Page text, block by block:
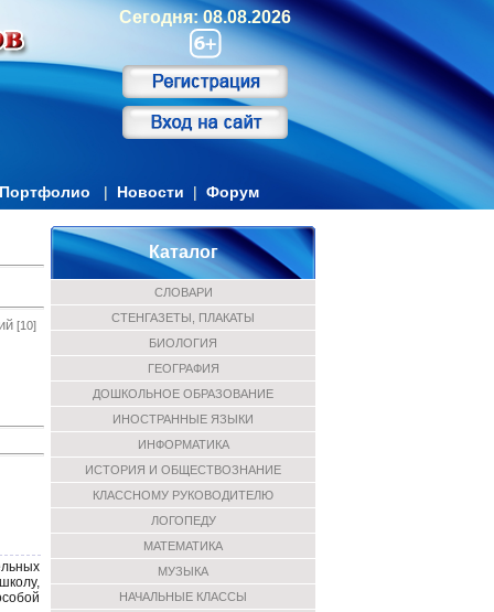
Сегодня: 08.08.2026
Портфолио | Новости | Форум
[10]
Каталог
СЛОВАРИ
СТЕНГАЗЕТЫ, ПЛАКАТЫ
БИОЛОГИЯ
ГЕОГРАФИЯ
ДОШКОЛЬНОЕ ОБРАЗОВАНИЕ
ИНОСТРАННЫЕ ЯЗЫКИ
ИНФОРМАТИКА
ИСТОРИЯ И ОБЩЕСТВОЗНАНИЕ
КЛАССНОМУ РУКОВОДИТЕЛЮ
ЛОГОПЕДУ
МАТЕМАТИКА
МУЗЫКА
НАЧАЛЬНЫЕ КЛАССЫ